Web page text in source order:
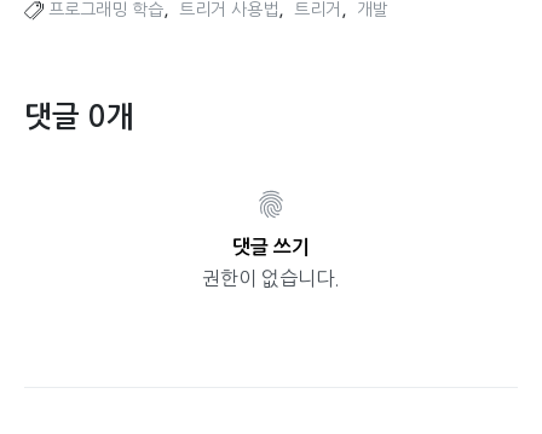
프로그래밍 학습 트리거 사용법 트리거 개발
댓글 0개
댓글 쓰기
권한이 없습니다.